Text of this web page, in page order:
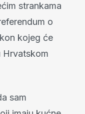
strankama
o
kojeg će
Hrvatskom
sam